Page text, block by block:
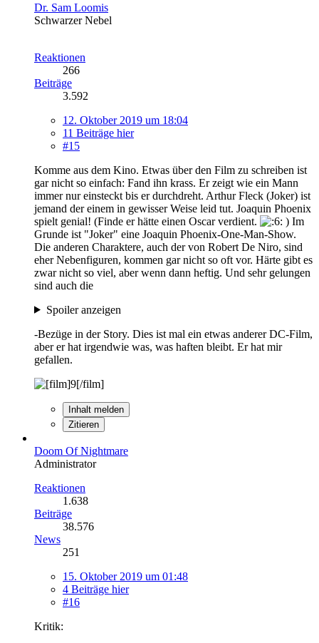
Dr. Sam Loomis
Schwarzer Nebel
Reaktionen
266
Beiträge
3.592
12. Oktober 2019 um 18:04
11 Beiträge hier
#15
Komme aus dem Kino. Etwas über den Film zu schreiben ist
gar nicht so einfach: Fand ihn krass. Er zeigt wie ein Mann
immer nur einsteckt bis er durchdreht. Arthur Fleck (Joker) ist
jemand der einem in gewisser Weise leid tut. Joaquin Phoenix
spielt genial! (Finde er hätte einen Oscar verdient.
) Im
Grunde ist "Joker" eine Joaquin Phoenix-One-Man-Show.
Die anderen Charaktere, auch der von Robert De Niro, sind
eher Nebenfiguren, kommen gar nicht so oft vor. Härte gibt es
zwar nicht so viel, aber wenn dann heftig. Und sehr gelungen
sind auch die
Spoiler anzeigen
-Bezüge in der Story. Dies ist mal ein etwas anderer DC-Film,
aber er hat irgendwie was, was haften bleibt. Er hat mir
gefallen.
Inhalt melden
Zitieren
Doom Of Nightmare
Administrator
Reaktionen
1.638
Beiträge
38.576
News
251
15. Oktober 2019 um 01:48
4 Beiträge hier
#16
Kritik: